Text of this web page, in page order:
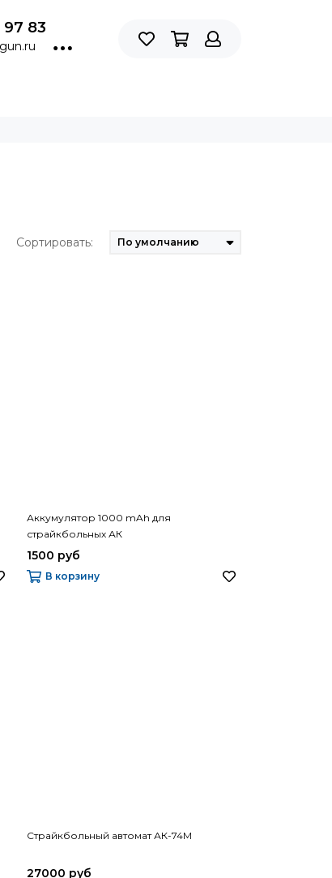
97 83
Сортировать:
Аккумулятор 1000 mAh для
страйкбольных АК
1500 руб
В корзину
Страйкбольный автомат АК-74М
27000 руб